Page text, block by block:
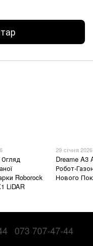
Roborock
LiDAR
29 січня 2026
Dreame A3
Робот-
Нового
073 707-47-44